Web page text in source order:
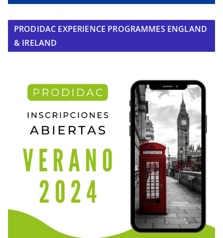
PRODIDAC EXPERIENCE PROGRAMMES ENGLAND
& IRELAND